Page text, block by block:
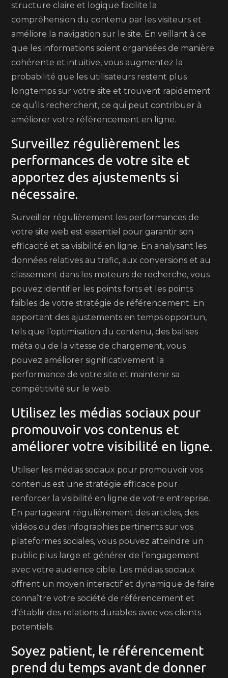
structure claire et logique facilite la
compréhension du contenu par les visiteurs et
améliore la navigation sur le site. En veillant à ce
que les informations soient organisées de manière
cohérente et intuitive, vous augmentez la
probabilité que les utilisateurs restent plus
longtemps sur votre site et trouvent rapidement
ce qu’ils recherchent, ce qui peut contribuer à
améliorer votre référencement en ligne.
Surveillez régulièrement les
performances de votre site et
apportez des ajustements si
nécessaire.
Surveiller régulièrement les performances de
votre site web est essentiel pour garantir son
efficacité et sa visibilité en ligne. En analysant les
données relatives au trafic, aux conversions et au
classement dans les moteurs de recherche, vous
pouvez identifier les points forts et les points
faibles de votre stratégie de référencement. En
apportant des ajustements en temps opportun,
tels que l’optimisation du contenu, des balises
méta ou de la vitesse de chargement, vous
pouvez améliorer significativement la
performance de votre site et maintenir sa
compétitivité sur le web.
Utilisez les médias sociaux pour
promouvoir vos contenus et
améliorer votre visibilité en ligne.
Utiliser les médias sociaux pour promouvoir vos
contenus est une stratégie efficace pour
renforcer la visibilité en ligne de votre entreprise.
En partageant régulièrement des articles, des
vidéos ou des infographies pertinents sur vos
plateformes sociales, vous pouvez atteindre un
public plus large et générer de l’engagement
avec votre audience cible. Les médias sociaux
offrent un moyen interactif et dynamique de faire
connaître votre société de référencement et
d’établir des relations durables avec vos clients
potentiels.
Soyez patient, le référencement
prend du temps avant de donner